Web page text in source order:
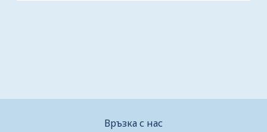
Връзка с нас